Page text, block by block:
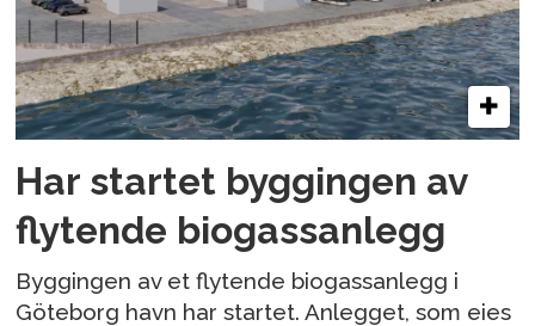
Har startet byggingen av
flytende biogassanlegg
Byggingen av et flytende biogassanlegg i
Göteborg havn har startet. Anlegget, som eies